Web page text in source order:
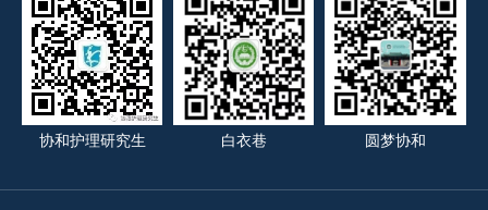
协和护理研究生 白衣巷 圆梦协和